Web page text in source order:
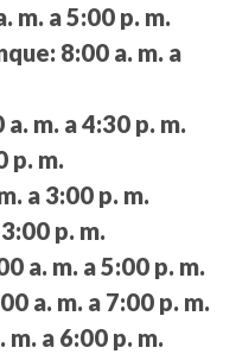
m. a 5:00 p. m.
8:00 a. m. a
a. m. a 4:30 p. m.
p. m.
a 3:00 p. m.
p. m.
a. m. a 5:00 p. m.
a. m. a 7:00 p. m.
m. a 6:00 p. m.